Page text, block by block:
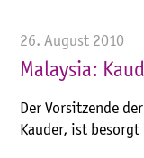
26. August 2010
Malaysia:
Der Vorsitzende
Kauder, ist